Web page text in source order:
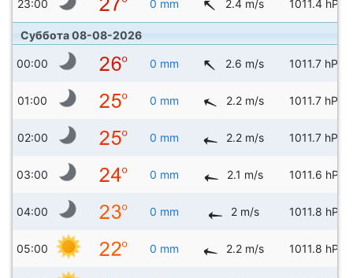
23:00 0 mm 2.4 m/s 1011.4 hPa
Суббота 08-08-2026
00:00 0 mm 2.6 m/s 1011.7 hPa
01:00 0 mm 2.2 m/s 1011.7 hPa
02:00 0 mm 2.2 m/s 1011.7 hPa
03:00 0 mm 2.1 m/s 1011.6 hPa
04:00 0 mm 2 m/s 1011.8 hPa
05:00 0 mm 2.2 m/s 1011.8 hPa